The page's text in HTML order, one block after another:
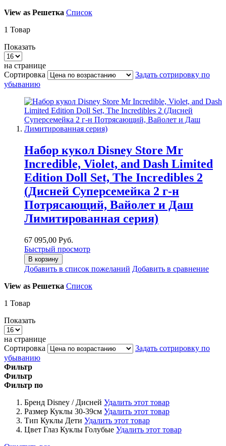
View as Решетка Список
1 Товар
Показать
на странице
Сортировка
Задать сотрировку по
убыванию
Набор кукол Disney Store Mr
Incredible, Violet, and Dash Limited
Edition Doll Set, The Incredibles 2
(Дисней Суперсемейка 2 г-н
Потрясающий, Вайолет и Даш
Лимитированная серия)
67 095,00 Руб.
Быстрый просмотр
В корзину
Добавить в список пожеланий Добавить в сравнение
View as Решетка Список
1 Товар
Показать
на странице
Сортировка
Задать сотрировку по
убыванию
Фильтр
Фильтр
Фильтр по
Бренд Disney / Дисней Удалить этот товар
Размер Куклы 30-39см Удалить этот товар
Тип Куклы Дети Удалить этот товар
Цвет Глаз Куклы Голубые Удалить этот товар